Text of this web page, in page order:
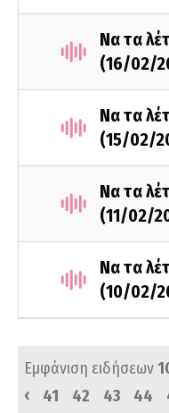
Να τα
(16/02/
Να τα
(15/02/
Να τα
(11/02/
Να τα
(10/02/
Εμφάνιση ειδήσεων
‹
41 42 43 44